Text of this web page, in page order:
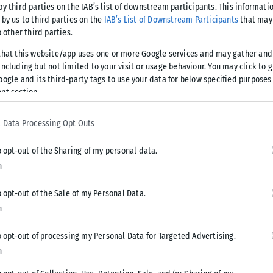
third parties on the IAB’s list of downstream participants. This
us to third parties on the IAB’s List of Downstream Participantsthat
other third parties.
this website/app uses one or more Google services and may gather
but not limited to your visit or usage behaviour. You may click to
and its third-party tags to use your data for below specified
section.
Data Processing Opt Outs
opt-out of the Sharing of my personal data.
opt-out of the Sale of my Personal Data.
opt-out of processing my Personal Data for Targeted Advertising.
Send